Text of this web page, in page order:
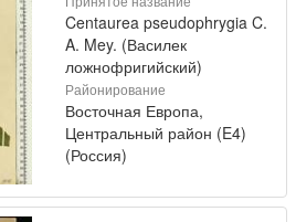
Centaurea pseudophrygia C.
A. Mey. (Василек
ложнофригийский)
Районирование
Восточная Европа,
Центральный район (E4)
(Россия)